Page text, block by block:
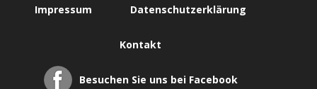
Impressum Datenschutzerklärung
Kontakt
Besuchen Sie uns bei Facebook